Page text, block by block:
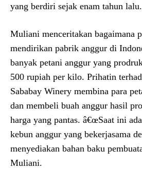
yang berdiri sejak enam tahun lalu.
Muliani menceritakan bagaimana
mendirikan pabrik anggur di
banyak petani anggur yang
500 rupiah per kilo. Prihatin
Sababay Winery membina para
dan membeli buah anggur hasil
harga yang pantas. â€œSaat ini
kebun anggur yang bekerjasama
menyediakan bahan baku
Muliani.